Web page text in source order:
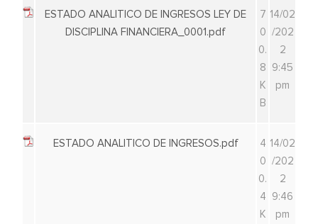
ESTADO ANALITICO DE INGRESOS LEY DE
DISCIPLINA FINANCIERA_0001.pdf
7
0
0.
8
K
B
14/02
/202
2
9:45
pm
ESTADO ANALITICO DE INGRESOS.pdf
4
0
0.
4
K
14/02
/202
2
9:46
pm